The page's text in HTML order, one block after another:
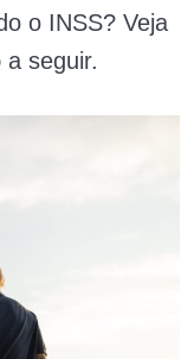
o INSS? Veja
a seguir.